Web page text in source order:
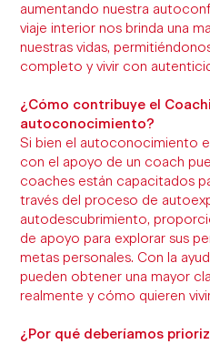
aumentando nuestra
viaje interior nos brinda una
nuestras vidas,
completo y vivir con
¿Cómo contribuye el
autoconocimiento?
Si bien el autoconocimiento
con el apoyo de un coach
coaches están capacitados
través del proceso de
autodescubrimiento,
de apoyo para explorar sus
metas personales. Con la
pueden obtener una mayor
realmente y cómo quieren
¿Por qué deberíamos